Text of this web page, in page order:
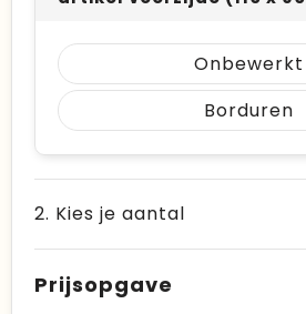
Onbewerkt
Borduren
2. Kies je aantal
Prijsopgave